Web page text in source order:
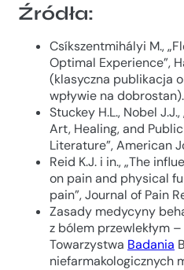
Źródła:
Csíkszentmihályi M.,
Optimal Experience”,
(klasyczna publikacja
wpływie na dobrostan).
Stuckey H.L., Nobel
Art, Healing, and
Literature”, American
Reid K.J. i in., „The
on pain and physical
pain”, Journal of Pain
Zasady medycyny
z bólem przewlekłym
Towarzystwa Badania
niefarmakologicznych